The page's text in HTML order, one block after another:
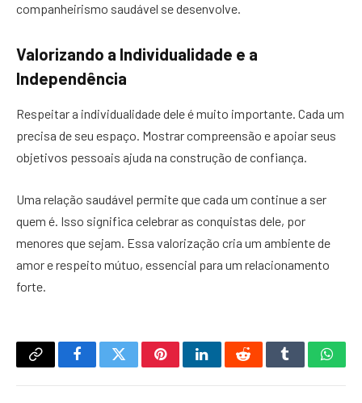
companheirismo saudável se desenvolve.
Valorizando a Individualidade e a
Independência
Respeitar a individualidade dele é muito importante. Cada um
precisa de seu espaço. Mostrar compreensão e apoiar seus
objetivos pessoais ajuda na construção de confiança.
Uma relação saudável permite que cada um continue a ser
quem é. Isso significa celebrar as conquistas dele, por
menores que sejam. Essa valorização cria um ambiente de
amor e respeito mútuo, essencial para um relacionamento
forte.
Copy
FacebookTwitterPinterestLinkedInRedditTumblr